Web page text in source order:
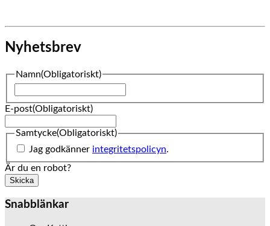
Nyhetsbrev
Namn(Obligatoriskt)
E-post(Obligatoriskt)
Samtycke(Obligatoriskt)
Jag godkänner integritetspolicyn.
Är du en robot?
Skicka
Snabblänkar